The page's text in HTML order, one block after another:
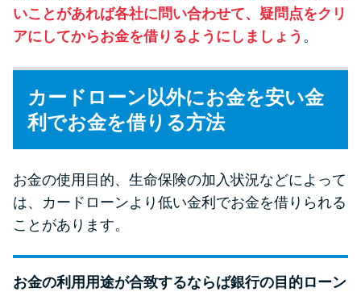
いことがあれば各社に問い合わせて、疑問点をクリ
アにしてからお金を借りるようにしましょう 。
カードローン以外にお金を安い金
利でお金を借りる方法
お金の使用目的、生命保険の加入状況などによって
は、カードローンより低い金利でお金を借りられる
ことがあります。
お金の利用用途が合致するならば銀行の目的ローン